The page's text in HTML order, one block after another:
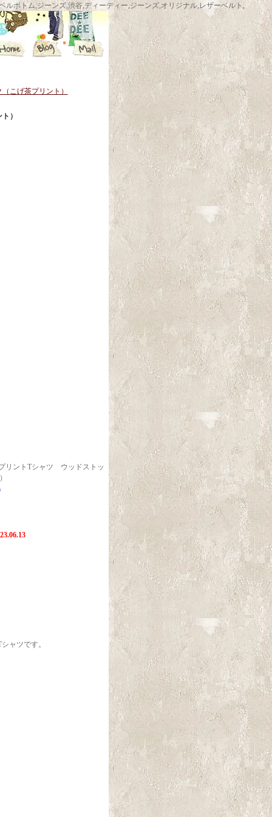
,ベルボトム,ジーンズ,渋谷,ディーディー,ジーンズ,オリジナル,レザーベルト,
こげ茶プリント）
）
リントTシャツ ウッドストッ
ャツです。